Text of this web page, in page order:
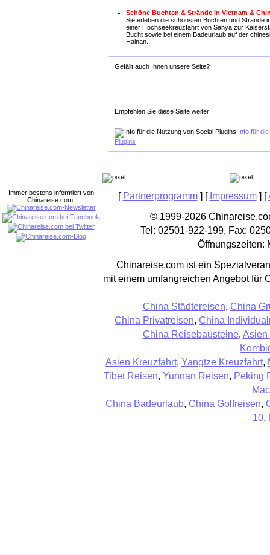
Schöne Buchten & Strände in Vietnam &
Sie erleben die schönsten Buchten und Strände
einer Hochseekreuzfahrt von Sanya zur
Bucht sowie bei einem Badeurlaub auf der
Hainan.
Gefällt auch Ihnen unsere Seite?
Empfehlen Sie diese Seite weiter:
Info für
Plugins
[ Partnerprogramm] [ Impressum] [
© 1999-2026
Tel: 02501-922-199, Fax:
Öffnungszeiten:
Chinareise.com ist ein
mit einem umfangreichen Angebot für
China Städtereisen, China
China Privatreisen, China
China Reisebausteine, Asien
Asien Kreuzfahrt, Yangtze Kreuzfahrt,
Tibet Reisen, Yunnan Reisen, Peking
China Badeurlaub, China Golfreisen,
10,
Immer bestens informiert von
Chinareise.com: